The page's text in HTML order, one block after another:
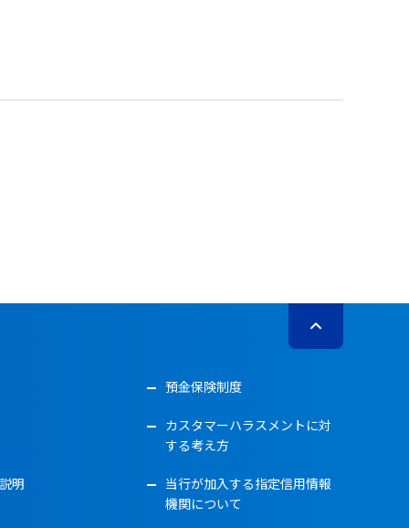
預金保険制度
カスタマーハラスメントに対
する考え方
明
当行が加入する指定信用情報
機関について